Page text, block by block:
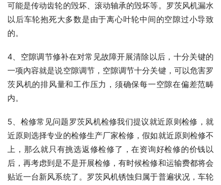
可能是传动齿轮的毁坏、滚动轴承的毁坏等。罗茨风机漏水
以后车轮抱死大多数是由于离心叶轮中间的空隙过小导致
的。
4、空隙调节修补在对常见故障开展清除以后，十分关键的
一项內容就是说空隙调节，空隙调节十分关键，可以危害罗
茨风机的排风量和工作压力，须确保每一空隙在偏差范畴
内。
5、检修常见问题罗茨风机检修我们提议就近原则检修，就
近原则选择专业的检修生产厂家检修，假如就近原则检修不
上，那么就只有挑选返修检修了，在资询好检修的价钱以
后，再考虑到是不是开展检修，有时候检修和运输费都将会
贴近一台新风系统了。罗茨风机锈蚀归属于普遍状况，车轮